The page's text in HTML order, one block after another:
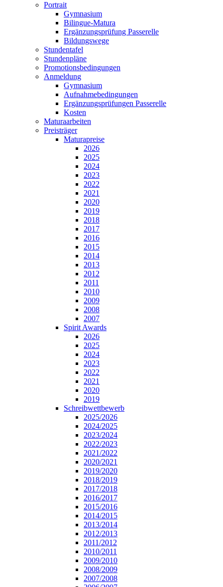
Portrait
Gymnasium
Bilingue-Matura
Ergänzungsprüfung Passerelle
Bildungswege
Stundentafel
Stundenpläne
Promotionsbedingungen
Anmeldung
Gymnasium
Aufnahmebedingungen
Ergänzungsprüfungen Passerelle
Kosten
Maturaarbeiten
Preisträger
Maturapreise
2026
2025
2024
2023
2022
2021
2020
2019
2018
2017
2016
2015
2014
2013
2012
2011
2010
2009
2008
2007
Spirit Awards
2026
2025
2024
2023
2022
2021
2020
2019
Schreibwettbewerb
2025/2026
2024/2025
2023/2024
2022/2023
2021/2022
2020/2021
2019/2020
2018/2019
2017/2018
2016/2017
2015/2016
2014/2015
2013/2014
2012/2013
2011/2012
2010/2011
2009/2010
2008/2009
2007/2008